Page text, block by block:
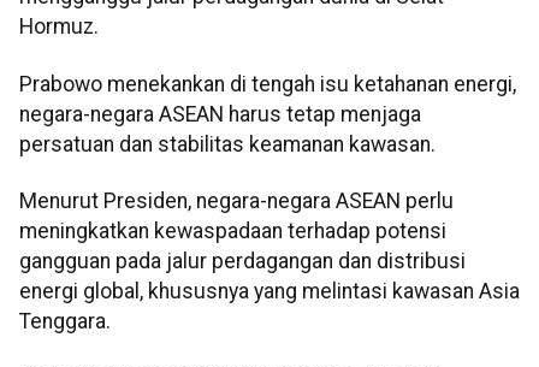
Hormuz.
Prabowo menekankan di tengah isu ketahanan energi,
negara-negara ASEAN harus tetap menjaga
persatuan dan stabilitas keamanan kawasan.
Menurut Presiden, negara-negara ASEAN perlu
meningkatkan kewaspadaan terhadap potensi
gangguan pada jalur perdagangan dan distribusi
energi global, khususnya yang melintasi kawasan Asia
Tenggara.